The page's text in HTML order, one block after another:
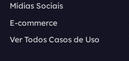
Mídias Sociais
E-commerce
Ver Todos Casos de Uso